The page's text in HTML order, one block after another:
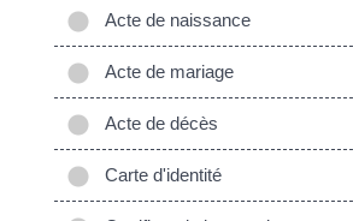
Acte de naissance
Acte de mariage
Acte de décès
Carte d'identité